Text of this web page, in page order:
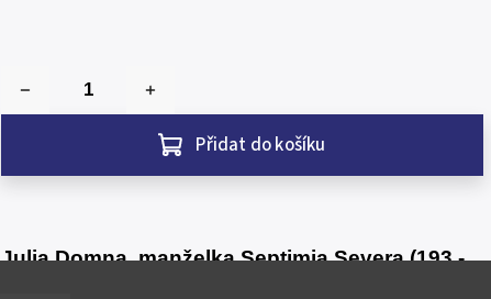
Přidat do košíku
Julia Domna, manželka Septimia Severa (193 -